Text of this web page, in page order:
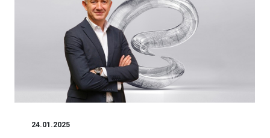
24.01.2025